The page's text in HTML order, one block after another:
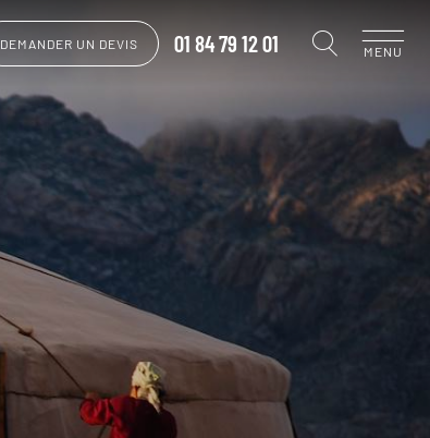
DEMANDER UN DEVIS 01 84 79 12 01 MENU